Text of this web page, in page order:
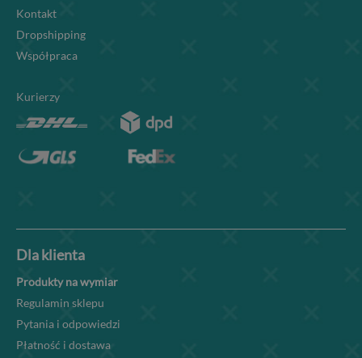
Kontakt
Dropshipping
Współpraca
Kurierzy
Dla klienta
Produkty na wymiar
Regulamin sklepu
Pytania i odpowiedzi
Płatność i dostawa